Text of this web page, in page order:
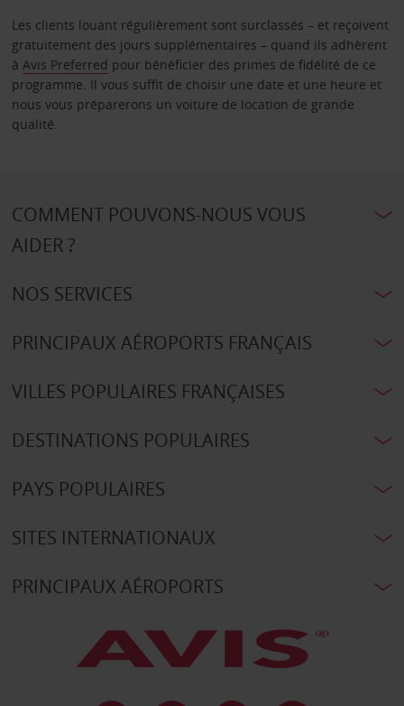
Les clients louant régulièrement sont surclassés – et reçoivent
gratuitement des jours supplémentaires – quand ils adhèrent
à Avis Preferred pour bénéficier des primes de fidélité de ce
programme. Il vous suffit de choisir une date et une heure et
nous vous préparerons un voiture de location de grande
qualité.
COMMENT POUVONS-NOUS VOUS
AIDER ?
NOS SERVICES
PRINCIPAUX AÉROPORTS FRANÇAIS
VILLES POPULAIRES FRANÇAISES
DESTINATIONS POPULAIRES
PAYS POPULAIRES
SITES INTERNATIONAUX
PRINCIPAUX AÉROPORTS